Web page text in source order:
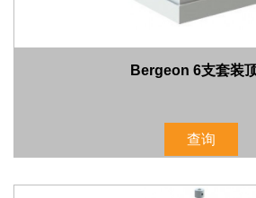
Bergeon 6支套装
查询